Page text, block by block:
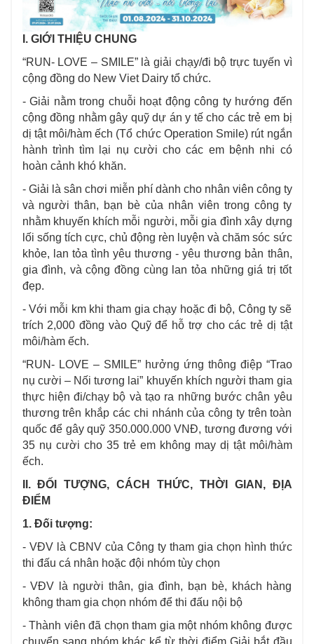
I. GIỚI THIỆU CHUNG
“RUN- LOVE – SMILE” là giải chạy/đi bộ trực tuyến vì
cộng đồng do New Viet Dairy tổ chức.
- Giải nằm trong chuỗi hoạt động công ty hướng đến
cộng đồng nhằm gây quỹ dự án y tế cho các trẻ em bị
dị tật môi/hàm ếch (Tổ chức Operation Smile) rút ngắn
hành trình tìm lại nụ cười cho các em bệnh nhi có
hoàn cảnh khó khăn.
- Giải là sân chơi miễn phí dành cho nhân viên công ty
và người thân, bạn bè của nhân viên trong công ty
nhằm khuyến khích mỗi người, mỗi gia đình xây dựng
lối sống tích cực, chủ động rèn luyện và chăm sóc sức
khỏe, lan tỏa tình yêu thương - yêu thương bản thân,
gia đình, và cộng đồng cùng lan tỏa những giá trị tốt
đẹp.
- Với mỗi km khi tham gia chạy hoặc đi bộ, Công ty sẽ
trích 2,000 đồng vào Quỹ để hỗ trợ cho các trẻ dị tật
môi/hàm ếch.
“RUN- LOVE – SMILE” hưởng ứng thông điệp “Trao
nụ cười – Nối tương lai” khuyến khích người tham gia
thực hiện đi/chạy bộ và tạo ra những bước chân yêu
thương trên khắp các chi nhánh của công ty trên toàn
quốc để gây quỹ 350.000.000 VNĐ, tương đương với
35 nụ cười cho 35 trẻ em không may dị tật môi/hàm
ếch.
II. ĐỐI TƯỢNG, CÁCH THỨC, THỜI GIAN, ĐỊA
ĐIỂM
1. Đối tượng:
- VĐV là CBNV của Công ty tham gia chọn hình thức
thi đấu cá nhân hoặc đội nhóm tùy chọn
- VĐV là người thân, gia đình, bạn bè, khách hàng
không tham gia chọn nhóm để thi đấu nội bộ
- Thành viên đã chọn tham gia một nhóm không được
chuyển sang nhóm khác kể từ thời điểm Giải bắt đầu